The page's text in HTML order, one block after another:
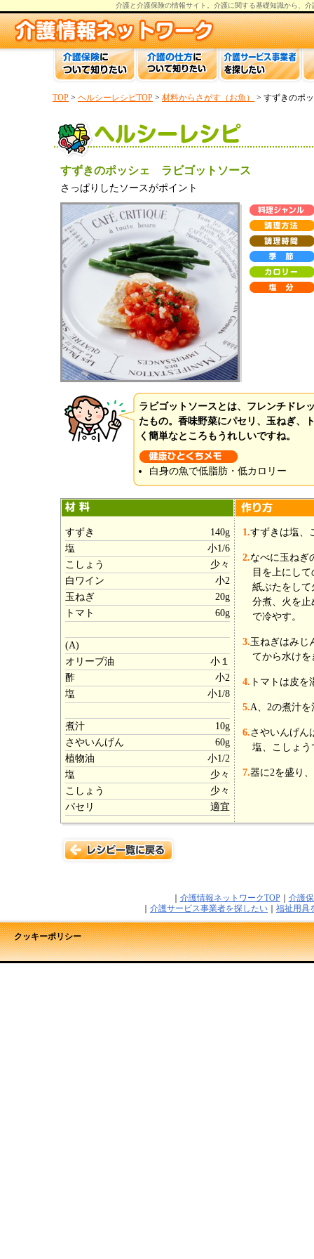
介護と介護保険の情報サイト。 介護に関する基礎知識から、 介
TOP > ヘルシーレシピTOP > 材料からさがす（お魚） > すずきのポ
すずきのポッシェ ラビゴットソース
さっぱりしたソースがポイント
ラビゴットソースとは、フレンチドレ
たもの。香味野菜にパセリ、玉ねぎ、
く簡単なところもうれしいですね。
白身の魚で低脂肪・低カロリー
すずき
140g
塩
小1/6
こしょう
少々
白ワイン
小2
玉ねぎ
20g
トマト
60g
(A)
オリーブ油
小１
酢
小2
塩
小1/8
煮汁
10g
さやいんげん
60g
植物油
小1/2
塩
少々
こしょう
少々
パセリ
適宜
1.すずきは塩、
2.なべに玉ねぎ
目を上にし
紙ぶたをして
分煮、火を
で冷やす。
3.玉ねぎはみじ
てから水けを
4. トマトは皮
5.A、2の煮汁を
6.さやいんげん
塩、こしょ
7.器に2を盛り
介護情報ネットワークTOP｜ 介護
介護サービス事業者を探したい 福祉用具
クッキーポリシー